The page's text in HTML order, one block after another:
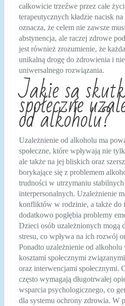
całkowicie trzeźwe przez całe
terapeutycznych kładzie nacisk
oznacza, że celem nie zawsze
abstynencja, ale raczej zdrowe
jest również zrozumienie, że
unikalną drogę do zdrowienia i
uniwersalnego rozwiązania.
Jakie są
społeczne
od alkoholu?
Uzależnienie od alkoholu ma
społeczne, które wpływają nie
ale także na jej bliskich oraz
borykające się z problemem
trudności w utrzymaniu
interpersonalnych. Uzależnienie
konfliktów w rodzinie, a także do
dodatkowo pogłębia problemy
Dzieci osób uzależnionych mogą
stresu, co wpływa na ich rozwój
Ponadto uzależnienie od
kosztami społecznymi
oraz interwencjami społecznymi.
często wymagają długotrwałej
wsparcia psychologicznego, co
dla systemu ochrony zdrowia. W